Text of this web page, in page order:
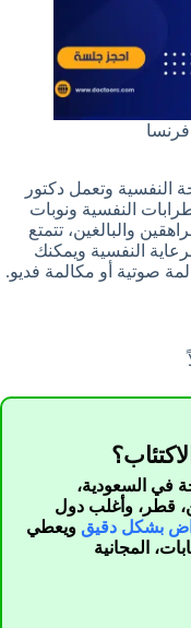
النفسية وتعمل دكتور
النفسية ونوبات
والبالغين، تتمتع
والرعاية النفسية ويمكنك
صوتية أو مكالمة فديو.
في السعودية،
قطر، وأغلب دول
بشكل دقيق ويعطي
المجانية